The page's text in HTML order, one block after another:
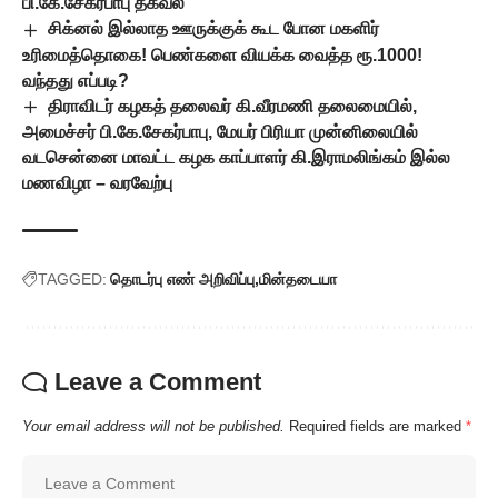
சிக்னல் இல்லாத ஊருக்குக் கூட போன மகளிர்
உரிமைத்தொகை! பெண்களை வியக்க வைத்த ரூ.1000!
வந்தது எப்படி?
திராவிடர் கழகத் தலைவர் கி.வீரமணி தலைமையில்,
அமைச்சர் பி.கே.சேகர்பாபு, மேயர் பிரியா முன்னிலையில்
வடசென்னை மாவட்ட கழக காப்பாளர் கி.இராமலிங்கம் இல்ல
மணவிழா – வரவேற்பு
TAGGED: தொடர்பு எண் அறிவிப்பு மின்தடையா
Leave a Comment
Your email address will not be published. Required fields are marked *